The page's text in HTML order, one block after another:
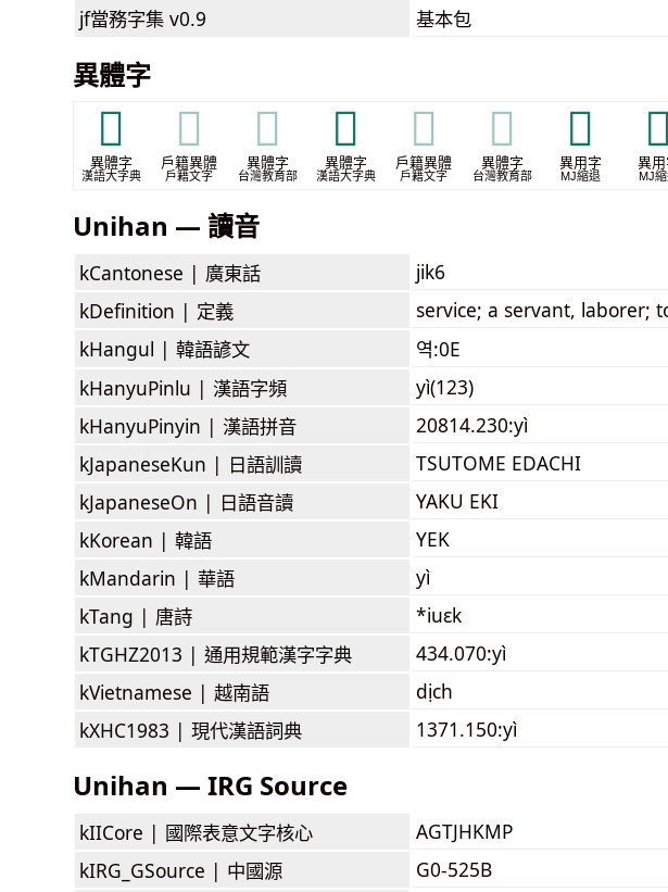
jf當務字集 v0.9 基本包
異體字
𠈧
異體字
漢語大字典
𠈧
戶籍異體
戶籍文字
𠈧
異體字
台灣教育部
𠈿
異體字
漢語大字典
𠈿
戶籍異體
戶籍文字
𠈿
異體字
台灣教育部
𬽹
異用字
MJ縮退
𭛠
異用
MJ縮
Unihan — 讀音
kCantonese | 廣東話
jik6
kDefinition | 定義
service; a servant, laborer;
kHangul | 韓語諺文
역:0E
kHanyuPinlu | 漢語字頻
yì(123)
kHanyuPinyin | 漢語拼音
20814.230:yì
kJapaneseKun | 日語訓讀
TSUTOME EDACHI
kJapaneseOn | 日語音讀
YAKU EKI
kKorean | 韓語
YEK
kMandarin | 華語
yì
kTang | 唐詩
*iuɛk
kTGHZ2013 | 通用規範漢字字典
434.070:yì
kVietnamese | 越南語
dịch
kXHC1983 | 現代漢語詞典 1371.150:yì
Unihan — IRG Source
kIICore | 國際表意文字核心
AGTJHKMP
kIRG_GSource | 中國源
G0-525B